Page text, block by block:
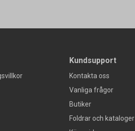
Kundsupport
Kontakta oss
Vanliga frågor
Butiker
Foldrar och kataloger